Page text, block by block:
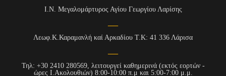
Ι.Ν. Μεγαλομάρτυρος Αγίου Γεωργίου Λαρίσης
Λεωφ.Κ.Καραμανλή καί Αρκαδίου Τ.Κ: 41 336 Λάρισα
Τηλ: +30 2410 280569, λειτουργεί καθημερινά (εκτός εορτών -
ώρες Ι.Ακολουθιών) 8:00-10:00 π.μ και 5:00-7:00 μ.μ.